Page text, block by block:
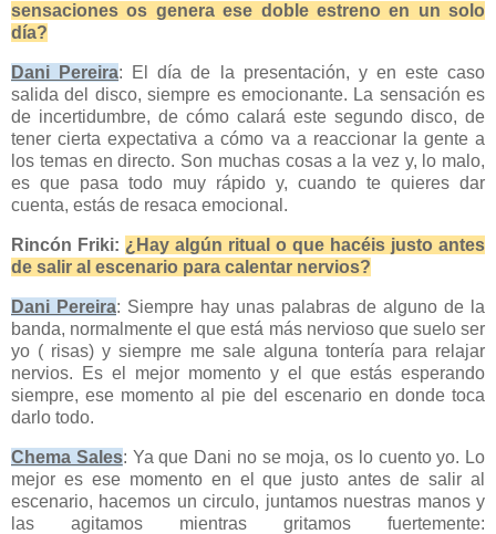
sensaciones os genera ese doble estreno en un solo
día?
Dani Pereira: El día de la presentación, y en este caso
salida del disco, siempre es emocionante. La sensación es
de incertidumbre, de cómo calará este segundo disco, de
tener cierta expectativa a cómo va a reaccionar la gente a
los temas en directo. Son muchas cosas a la vez y, lo malo,
es que pasa todo muy rápido y, cuando te quieres dar
cuenta, estás de resaca emocional.
Rincón Friki: ¿Hay algún ritual o que hacéis justo antes
de salir al escenario para calentar nervios?
Dani Pereira: Siempre hay unas palabras de alguno de la
banda, normalmente el que está más nervioso que suelo ser
yo ( risas) y siempre me sale alguna tontería para relajar
nervios. Es el mejor momento y el que estás esperando
siempre, ese momento al pie del escenario en donde toca
darlo todo.
Chema Sales: Ya que Dani no se moja, os lo cuento yo. Lo
mejor es ese momento en el que justo antes de salir al
escenario, hacemos un circulo, juntamos nuestras manos y
las agitamos mientras gritamos fuertemente: